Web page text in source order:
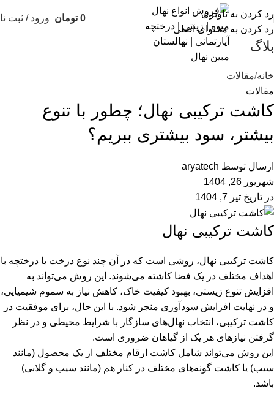
رد کردن به ناوبری
رد کردن به محتوای اصلی
0 تومان ورود / ثبت
بلاگ
خانه مقالات
مقالات
کاشت ترکیبی نهال؛ چطور با تنوع
بیشتر، سود بیشتری ببریم؟
ارسال توسط aryatech
شهریور 26, 1404
در تاریخ تیر 7, 1404
کاشت ترکیبی نهال
کاشت ترکیبی نهال، روشی است که در آن چند نوع درخت یا درختچه با
اهداف مختلف در یک فضا کاشته می‌شوند. این روش می‌تواند به
افزایش تنوع زیستی، بهبود کیفیت خاک، کاهش نیاز به سموم شیمیایی،
و در نهایت افزایش سودآوری منجر شود. با این حال، برای موفقیت در
کاشت ترکیبی، انتخاب نهال‌های سازگار با شرایط محیطی و در نظر
گرفتن نیازهای هر یک از گیاهان ضروری است.
این روش می‌تواند شامل کاشت ارقام مختلف از یک محصول (مانند
سیب) یا کاشت گونه‌های مختلف در کنار هم (مانند سیب و گلابی)
باشد.